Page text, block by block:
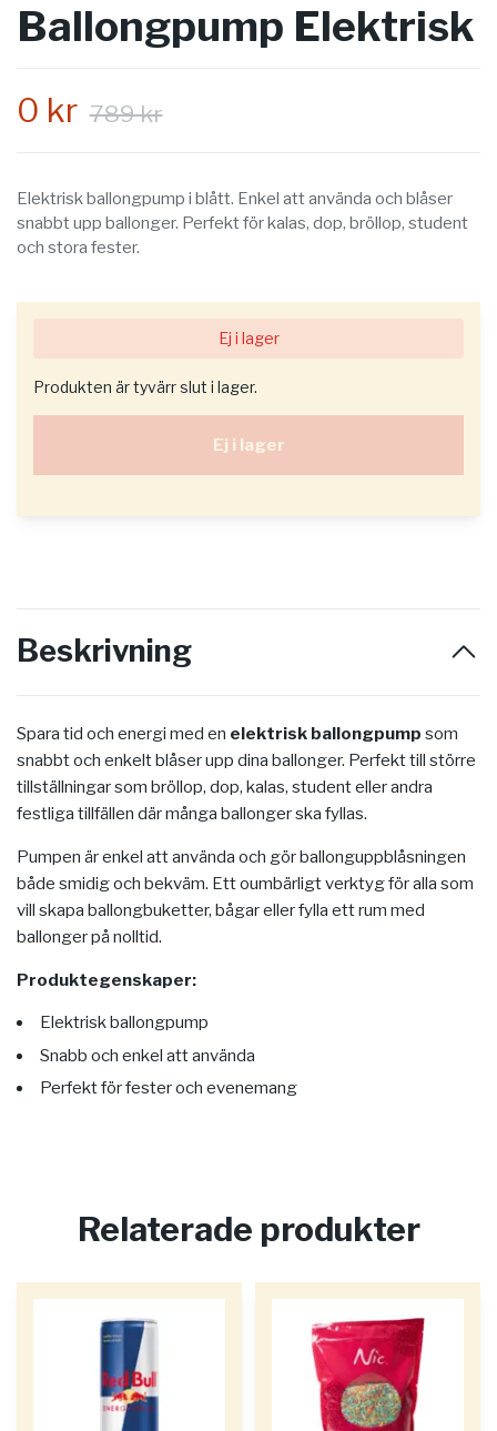
Ballongpump Elektrisk
0 kr 789 kr
Elektrisk ballongpump i blått. Enkel att använda och blåser
snabbt upp ballonger. Perfekt för kalas, dop, bröllop, student
och stora fester.
Ej i lager
Produkten är tyvärr slut i lager.
Ej i lager
Beskrivning
Spara tid och energi med en elektrisk ballongpump som
snabbt och enkelt blåser upp dina ballonger. Perfekt till större
tillställningar som bröllop, dop, kalas, student eller andra
festliga tillfällen där många ballonger ska fyllas.
Pumpen är enkel att använda och gör ballonguppblåsningen
både smidig och bekväm. Ett oumbärligt verktyg för alla som
vill skapa ballongbuketter, bågar eller fylla ett rum med
ballonger på nolltid.
Produktegenskaper:
Elektrisk ballongpump
Snabb och enkel att använda
Perfekt för fester och evenemang
Relaterade produkter